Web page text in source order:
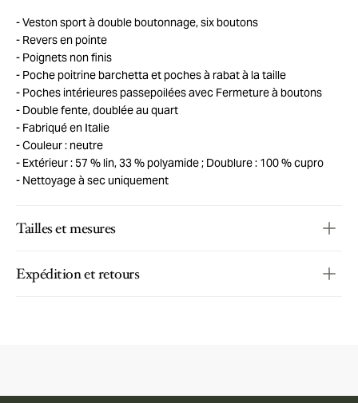
Veston sport à double boutonnage, six boutons
Revers en pointe
Poignets non finis
Poche poitrine barchetta et poches à rabat à la taille
Poches intérieures passepoilées avec Fermeture à boutons
Double fente, doublée au quart
Fabriqué en Italie
Couleur : neutre
Extérieur : 57 % lin, 33 % polyamide ; Doublure : 100 % cupro
Nettoyage à sec uniquement
Tailles et mesures
Expédition et retours